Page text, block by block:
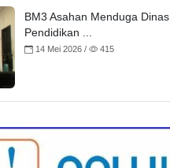
BM3 Asahan Menduga Dinas
Pendidikan ...
14 Mei 2026 / 415